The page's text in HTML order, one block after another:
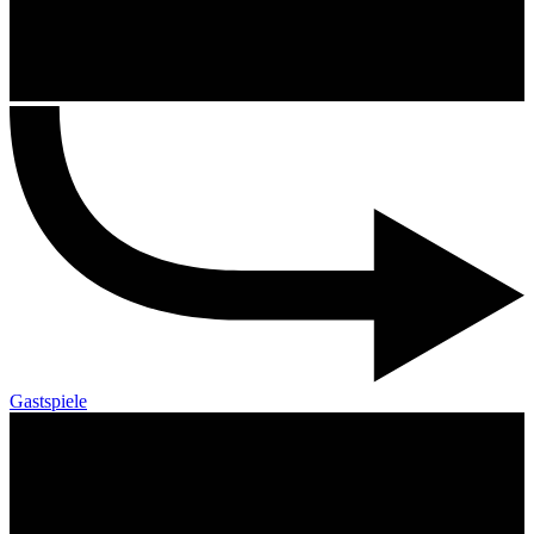
Gastspiele